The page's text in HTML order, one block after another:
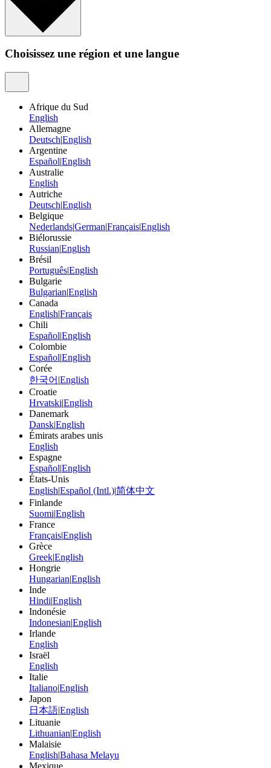
Choisissez une région et une langue
Afrique du Sud
English
Allemagne
Deutsch|English
Argentine
Español|English
Australie
English
Autriche
Deutsch|English
Belgique
Nederlands|German|Français|English
Biélorussie
Russian|English
Brésil
Português|English
Bulgarie
Bulgarian|English
Canada
English|Français
Chili
Español|English
Colombie
Español|English
Corée
한국어 |English
Croatie
Hrvatski|English
Danemark
Dansk|English
Émirats arabes unis
English
Espagne
Español|English
États-Unis
English|Español (Intl.)|简体中文
Finlande
Suomi|English
France
Français|English
Grèce
Greek|English
Hongrie
Hungarian|English
Inde
Hindi|English
Indonésie
Indonesian|English
Irlande
English
Israël
English
Italie
Italiano|English
Japon
日本語|English
Lituanie
Lithuanian|English
Malaisie
English|Bahasa Melayu
Mexique